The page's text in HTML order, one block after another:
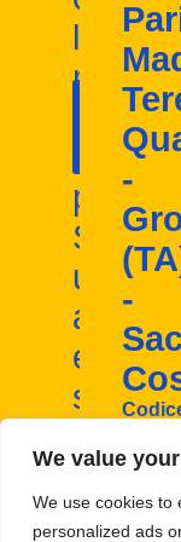
We value
We use cookies to
personalized ads
ora!
la
nostra
scuola
Scopri
un
I
-
-